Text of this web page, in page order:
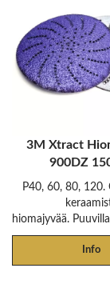
3M Xtract
900DZ
P40, 60, 80, 120.
hiomajyvää.
Info